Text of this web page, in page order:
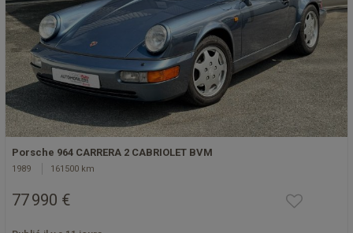
Porsche 964 CARRERA 2 CABRIOLET BVM
1989 161500 km
77 990 €